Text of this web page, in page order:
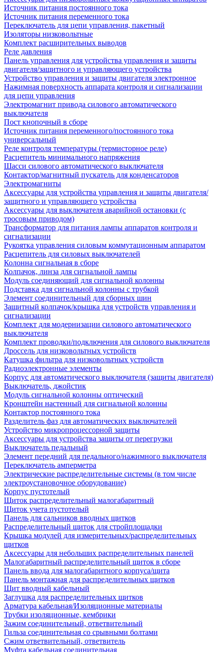
Источник питания постоянного тока
Источник питания переменного тока
Переключатель для цепи управления, пакетный
Изоляторы низковольтные
Комплект расширительных выводов
Реле давления
Панель управления для устройства управления и защиты
двигателя/защитного и управляющего устройства
Устройство управления и защиты двигателя электронное
Нажимная поверхность аппарата контроля и сигнализации
для цепи управления
Электромагнит привода силового автоматического
выключателя
Пост кнопочный в сборе
Источник питания переменного/постоянного тока
универсальный
Реле контроля температуры (термисторное реле)
Расцепитель минимального напряжения
Шасси силового автоматического выключателя
Контактор/магнитный пускатель для конденсаторов
Электромагниты
Аксессуары для устройства управления и защиты двигателя/
защитного и управляющего устройства
Аксессуары для выключателя аварийной остановки (с
тросовым приводом)
Трансформатор для питания лампы аппаратов контроля и
сигнализации
Рукоятка управления силовым коммутационным аппаратом
Расцепитель для силовых выключателей
Колонна сигнальная в сборе
Колпачок, линза для сигнальной лампы
Модуль соединяющий для сигнальной колонны
Подставка для сигнальной колонны с трубкой
Элемент соединительный для сборных шин
Защитный колпачок/крышка для устройств управления и
сигнализации
Комплект для модернизации силового автоматического
выключателя
Комплект проводки/подключения для силового выключателя
Дроссель для низковольтных устройств
Катушка фильтра для низковольтных устройств
Радиоэлектронные элементы
Корпус для автоматического выключателя (защиты двигателя)
Выключатель, джойстик
Модуль сигнальной колонны оптический
Кронштейн настенный для сигнальной колонны
Контактор постоянного тока
Разделитель фаз для автоматических выключателей
Устройство микропроцессорной защиты
Аксессуары для устройства защиты от перегрузки
Выключатель педальный
Элемент передний для педального/нажимного выключателя
Переключатель амперметра
Электрические распределительные системы (в том числе
электроустановочное оборудование)
Корпус пустотелый
Щиток распределительный малогабаритный
Щиток учета пустотелый
Панель для сальников вводных щитков
Распределительный щиток для стройплощадки
Крышка модулей для измерительных/распределительных
щитков
Аксессуары для небольших распределительных панелей
Малогабаритный распределительный щиток в сборе
Панель ввода для малогабаритного корпуса/щита
Панель монтажная для распределительных щитков
Щит вводный кабельный
Заглушка для распределительных щитков
Арматура кабельная/Изоляционные материалы
Трубки изоляционные, кембрики
Зажим соединительный, ответвительный
Гильза соединительная со срывными болтами
Сжим ответвительный, ответвитель
Муфта кабельная соединительная